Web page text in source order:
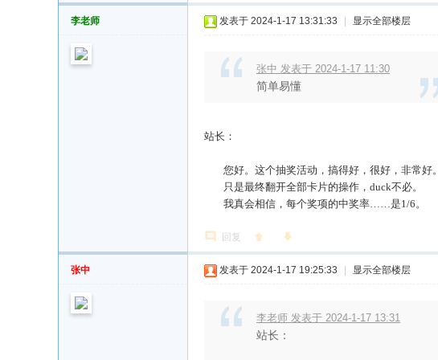
李老师 发表于 2024-1-17 13:31:33 显示全部楼层
张中 发表于 2024-1-17 11:30
简单易懂
站长：
您好。这个抽奖活动，搞得好，很好，非常好。
只是最终翻开全部卡片的操作，duck不必。
我真会相信，每个奖项的中奖率……是1/6。
回复
张中 发表于 2024-1-17 19:25:33 显示全部楼层
李老师 发表于 2024-1-17 13:31
站长：